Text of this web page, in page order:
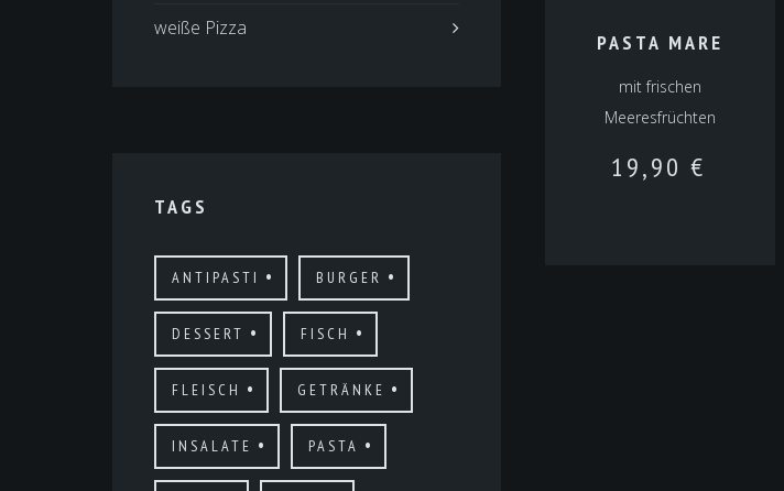
PASTA MARE
mit frischen
Meeresfrüchten
19,90 €
weiße Pizza
TAGS
ANTIPASTI BURGER
DESSERT FISCH
FLEISCH GETRÄNKE
INSALATE PASTA